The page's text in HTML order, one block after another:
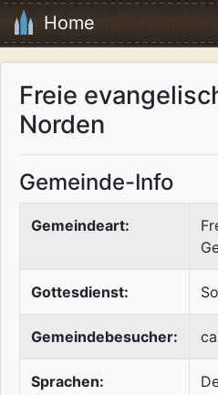
Home
Freie
Norden
Gemeinde-Info
Gemeindeart:
Gottesdienst:
Gemeindebesucher:
Sprachen: